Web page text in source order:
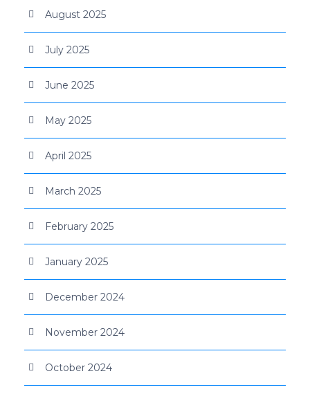
August 2025
July 2025
June 2025
May 2025
April 2025
March 2025
February 2025
January 2025
December 2024
November 2024
October 2024